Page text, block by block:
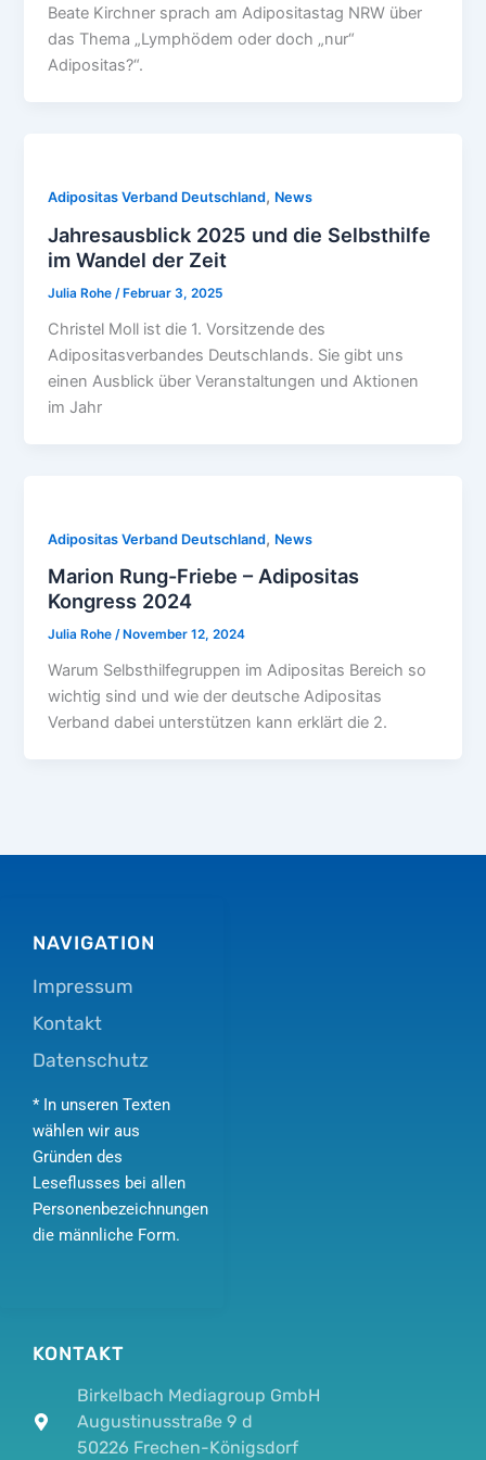
Beate Kirchner sprach am Adipositastag NRW über
das Thema „Lymphödem oder doch „nur“
Adipositas?“.
Adipositas Verband Deutschland, News
Jahresausblick 2025 und die Selbsthilfe
im Wandel der Zeit
Julia Rohe/ Februar 3, 2025
Christel Moll ist die 1. Vorsitzende des
Adipositasverbandes Deutschlands. Sie gibt uns
einen Ausblick über Veranstaltungen und Aktionen
im Jahr
Adipositas Verband Deutschland, News
Marion Rung-Friebe – Adipositas
Kongress 2024
Julia Rohe/ November 12, 2024
Warum Selbsthilfegruppen im Adipositas Bereich so
wichtig sind und wie der deutsche Adipositas
Verband dabei unterstützen kann erklärt die 2.
KONTAKT
Birkelbach Mediagroup GmbH
Augustinusstraße 9 d
50226 Frechen-Königsdorf
NAVIGATION
Impressum
Kontakt
Datenschutz
* In unseren Texten
wählen wir aus
Gründen des
Leseflusses bei allen
Personenbezeichnungen
die männliche Form.